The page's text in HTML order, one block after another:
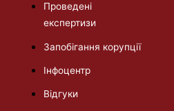
Проведені
експертизи
Запобігання корупції
Інфоцентр
Відгуки